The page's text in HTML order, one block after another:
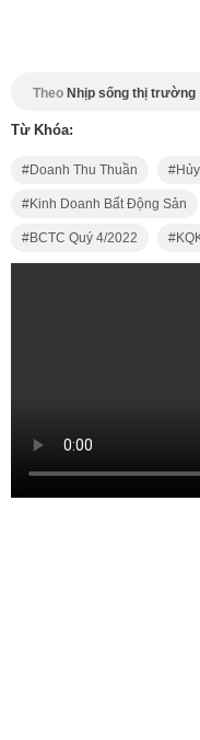
Theo Nhịp sống thị trường
Từ Khóa:
Doanh Thu Thuần
Kinh Doanh Bất Động Sản
BCTC Quý 4/2022